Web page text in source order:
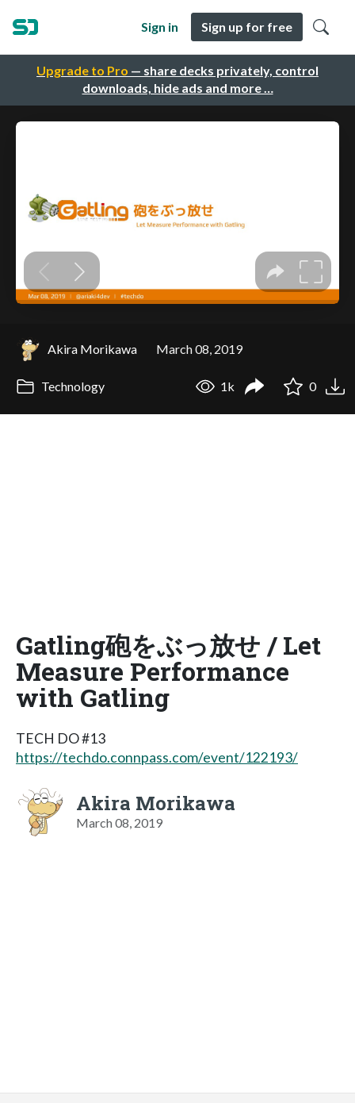
Upgrade to Pro — share decks privately, control
downloads, hide ads and more …
Sign in Sign up for free
Akira Morikawa March 08, 2019
Technology 1k 0
Gatling砲をぶっ放せ / Let
Measure Performance
with Gatling
TECH DO #13
https://techdo.connpass.com/event/122193/
Akira Morikawa
March 08, 2019